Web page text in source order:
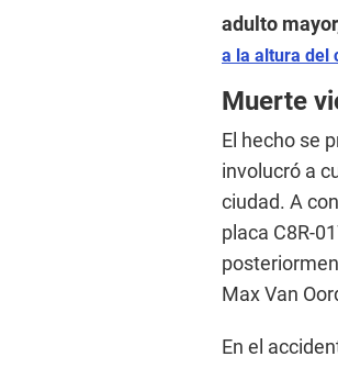
adulto
a la altura del
Muerte
El hecho se
involucró a
ciudad. A
placa C8R-
Max Van
En el